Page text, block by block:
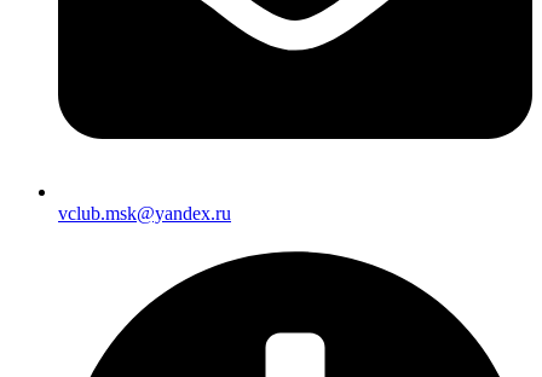
vclub.msk@yandex.ru